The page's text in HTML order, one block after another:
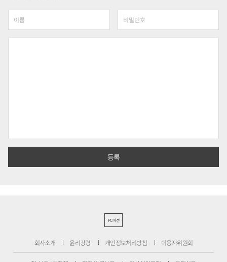
PC버전
회사소개 윤리강령 개인정보처리방침 이용자위원회